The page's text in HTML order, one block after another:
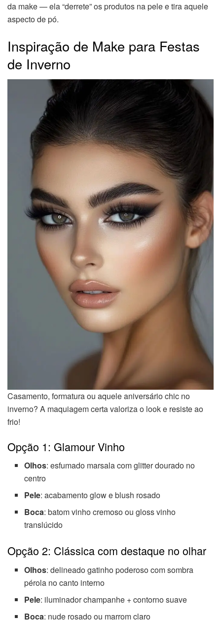
da make — ela “derrete” os produtos na pele e tira aquele
aspecto de pó.
Inspiração de Make para Festas
de Inverno
Casamento, formatura ou aquele aniversário chic no
inverno? A maquiagem certa valoriza o look e resiste ao
frio!
Opção 1: Glamour Vinho
Olhos: esfumado marsala com glitter dourado no
centro
Pele: acabamento glow e blush rosado
Boca: batom vinho cremoso ou gloss vinho
translúcido
Opção 2: Clássica com destaque no olhar
Olhos: delineado gatinho poderoso com sombra
pérola no canto interno
Pele: iluminador champanhe + contorno suave
Boca: nude rosado ou marrom claro